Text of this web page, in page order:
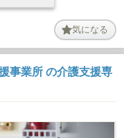
気になる
業所 の介護支援専